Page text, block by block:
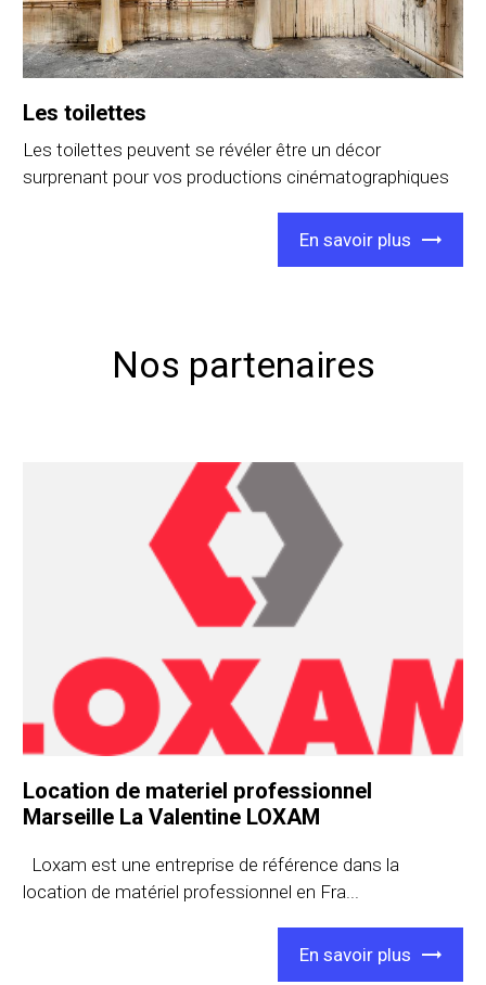
Les toilettes
Les toilettes peuvent se révéler être un décor
surprenant pour vos productions cinématographiques
En savoir plus
Nos partenaires
Location de materiel professionnel
Marseille La Valentine LOXAM
Loxam est une entreprise de référence dans la
location de matériel professionnel en Fra...
En savoir plus